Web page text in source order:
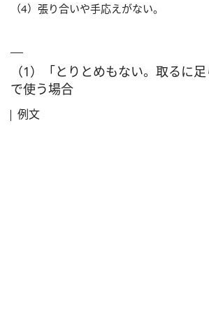
（4）張り合いや手応えがない。
（1）「とりとめもない。取るに
で使う場合
例文